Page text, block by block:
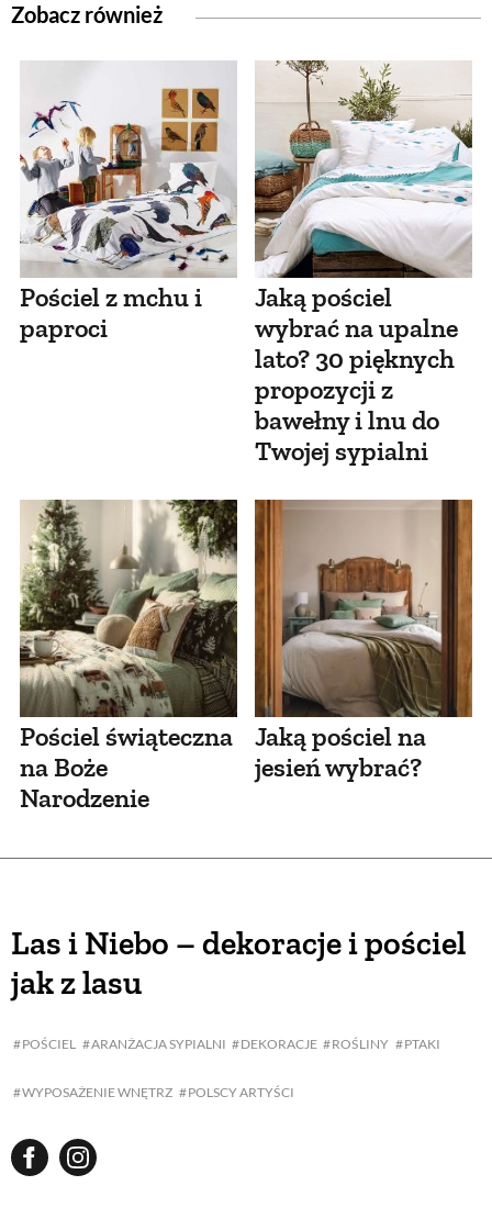
Zobacz również
Pościel z mchu i
paproci
Jaką pościel
wybrać na upalne
lato? 30 pięknych
propozycji z
bawełny i lnu do
Twojej sypialni
Pościel świąteczna
na Boże
Narodzenie
Jaką pościel na
jesień wybrać?
Las i Niebo – dekoracje i pościel
jak z lasu
POŚCIEL ARANŻACJA SYPIALNI DEKORACJE ROŚLINY PTAKI
WYPOSAŻENIE WNĘTRZ POLSCY ARTYŚCI